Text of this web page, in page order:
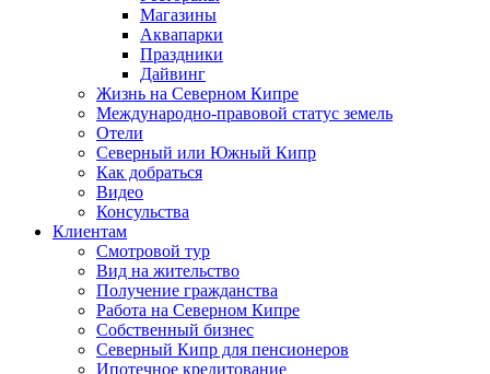
Магазины
Аквапарки
Праздники
Дайвинг
Жизнь на Северном Кипре
Международно-правовой статус земель
Отели
Северный или Южный Кипр
Как добраться
Видео
Консульства
Клиентам
Смотровой тур
Вид на жительство
Получение гражданства
Работа на Северном Кипре
Собственный бизнес
Северный Кипр для пенсионеров
Ипотечное кредитование